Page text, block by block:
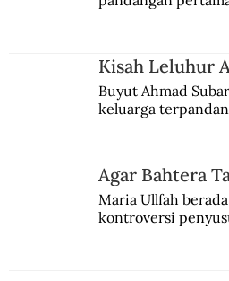
Kisah Leluhur
Buyut Ahmad
keluarga
Agar Bahtera
Maria Ullfah
kontroversi